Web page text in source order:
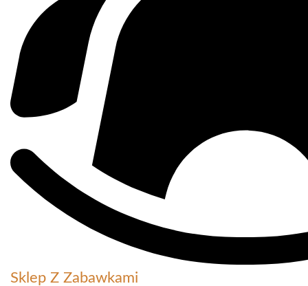
Sklep Z Zabawkami